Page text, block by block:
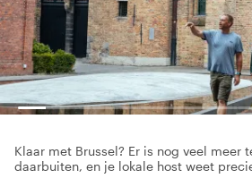
Klaar met Brussel? Er is nog veel meer
daarbuiten, en je lokale host weet